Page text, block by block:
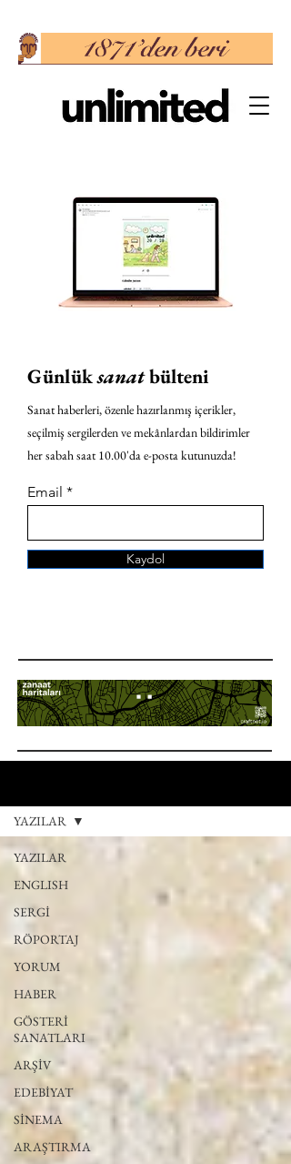
Günlüksanatbülteni
Sanat haberleri, özenle hazırlanmış içerikler,
seçilmiş sergilerden ve mekânlardan bildirimler
her sabah saat 10.00'da e-posta kutunuzda!
Email
Kaydol
YAZILAR
ENGLISH
SERGİ
RÖPORTAJ
YORUM
HABER
GÖSTERİ
SANATLARI
ARŞİV
EDEBİYAT
SİNEMA
ARAŞTIRMA
YAZILAR